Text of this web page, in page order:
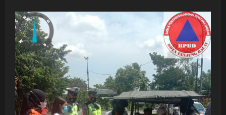
YUSTISI
PENEGAKAN
PROTOKOL
KESEHATAN
BERSAMA
POLRES
TANJUNGBALAI
DALAM
RANGKA
PENCEGAHAN
PENYEBARAN
COVID